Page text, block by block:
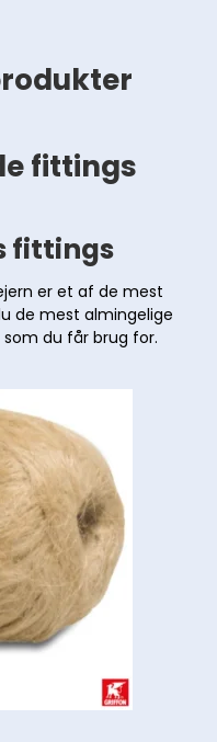
fittings
fittings
er et af de mest
de mest almingelige
du får brug for.